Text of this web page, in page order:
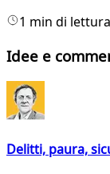
1 min di lettura
Idee e
Delitti, paura,